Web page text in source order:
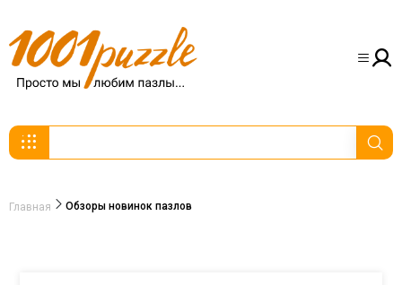
Главная Обзоры новинок пазлов